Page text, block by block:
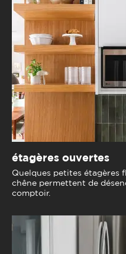
étagères ouvertes
Quelques petites étagères
chêne permettent de
comptoir.